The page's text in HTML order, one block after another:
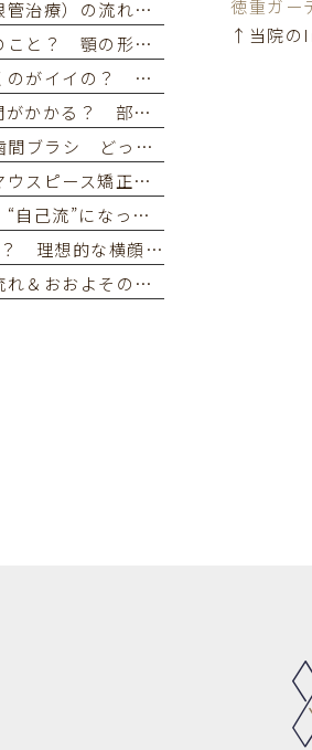
徳重ガ
↑当院の
歯の神経の治療（根管治療）の流れ どれくらい回数がかかる？
「口ゴボ」とは何のこと？ 顎の形・歯並びの異常 原因は？ 矯正での口ゴボの治し方
親知らずはいつ抜くのがイイの？ 「理想の抜歯のタイミング」は？ 親知らずの抜歯で知っておきたい注意点
やっぱり、長い期間がかかる？ 部分矯正or全体矯正 マウスピース矯正でかかる期間の目安
デンタルフロスor歯間ブラシ どっちを使うのが効果的？ 違い・歯間清掃の頻度を解説
インビザライン（マウスピース矯正）のマウスピース、装着時間を守れないとどうなる？ 20時間未満の装着による矯正への影響・対処方法
歯みがきのやり方、“自己流”になっていませんか？ 正しい歯みがきの仕方とよくある間違いをご紹介
「Eライン」って何？ 理想的な横顔とは マウスピース矯正で口ゴボを改善してEラインに近づけられるの？
セラミック治療の流れ＆おおよその治療期間 初診～本歯が入るまでのステップを詳しく解説！